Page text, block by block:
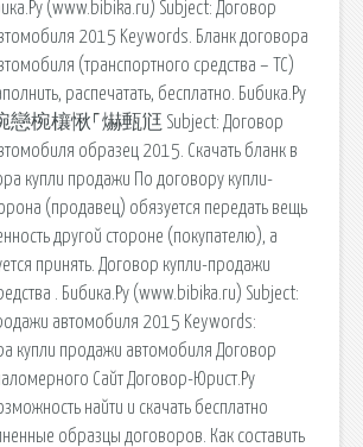
(www.bibika.ru) Subject: Договор
2015 Keywords. Бланк договора
(транспортного средства – ТС)
распечатать, бесплатно. Бибика.Ру
椀欀愀⸀爀甀尩 Subject: Договор
образец 2015. Скачать бланк в
купли продажи По договору купли-
(продавец) обязуется передать вещь
другой стороне (покупателю), а
принять. Договор купли-продажи
. Бибика.Ру (www.bibika.ru) Subject:
автомобиля 2015 Keywords:
купли продажи автомобиля Договор
Сайт Договор-Юрист.Ру
найти и скачать бесплатно
образцы договоров. Как составить